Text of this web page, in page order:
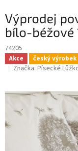
Výprodej
bílo-béžové
74205
Akce český výrobek
Značka: Písecké